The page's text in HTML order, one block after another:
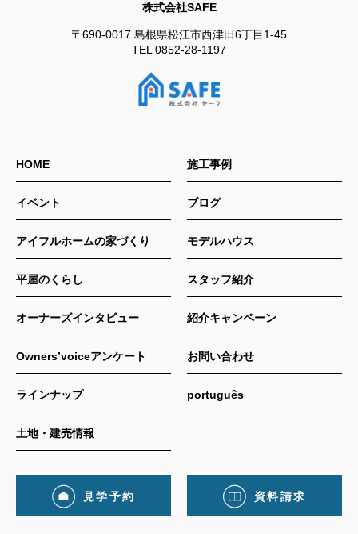
株式会社SAFE
〒690-0017 島根県松江市西津田6丁目1-45
TEL 0852-28-1197
HOME
イベント
アイフルホームの家づくり
平屋のくらし
オーナーズインタビュー
Owners’voiceアンケート
ラインナップ
土地・建売情報
施工事例
ブログ
モデルハウス
スタッフ紹介
紹介キャンペーン
お問い合わせ
português
見学予約 資料請求